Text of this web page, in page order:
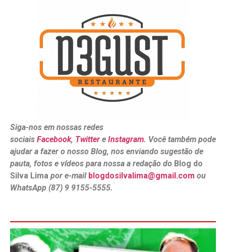
Siga-nos em nossas redes
sociais Facebook, Twitter e Instagram. Você também pode
ajudar a fazer o nosso Blog, nos enviando sugestão de
pauta, fotos e vídeos para nossa a redação do Blog do
Silva Lima por e-mail blogdosilvalima@gmail.com ou
WhatsApp (87) 9 9155-5555.